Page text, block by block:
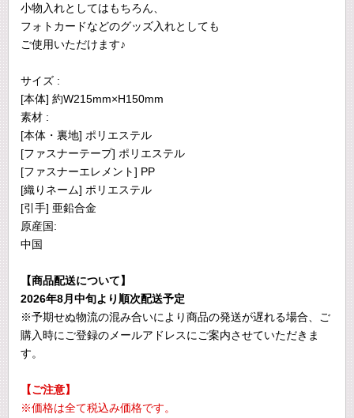
小物入れとしてはもちろん、
フォトカードなどのグッズ入れとしても
ご使用いただけます♪
サイズ :
[本体] 約W215mm×H150mm
素材 :
[本体・裏地] ポリエステル
[ファスナーテープ] ポリエステル
[ファスナーエレメント] PP
[織りネーム] ポリエステル
[引手] 亜鉛合金
原産国:
中国
【商品配送について】
2026年8月中旬より順次配送予定
※予期せぬ物流の混み合いにより商品の発送が遅れる場合、ご
購入時にご登録のメールアドレスにご案内させていただきま
す。
【ご注意】
※価格は全て税込み価格です。